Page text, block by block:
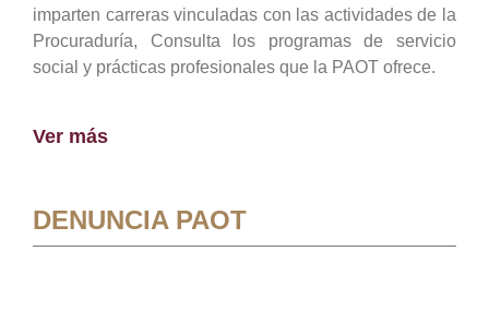
imparten carreras vinculadas con las actividades de la
Procuraduría, Consulta los programas de servicio
social y prácticas profesionales que la PAOT ofrece.
Ver más
DENUNCIA PAOT